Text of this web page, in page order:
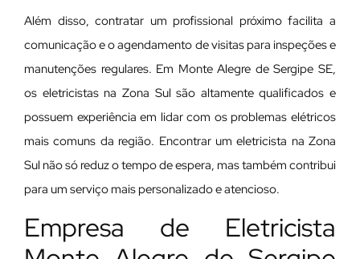
Além disso, contratar um profissional próximo facilita a
comunicação e o agendamento de visitas para inspeções e
manutenções regulares. Em Monte Alegre de Sergipe SE,
os eletricistas na Zona Sul são altamente qualificados e
possuem experiência em lidar com os problemas elétricos
mais comuns da região. Encontrar um eletricista na Zona
Sul não só reduz o tempo de espera, mas também contribui
para um serviço mais personalizado e atencioso.
Empresa de Eletricista